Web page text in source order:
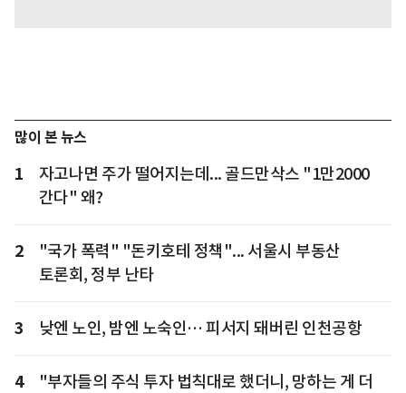
많이 본 뉴스
1
자고나면 주가 떨어지는데... 골드만삭스 "1만2000
간다" 왜?
2
"국가 폭력" "돈키호테 정책"... 서울시 부동산
토론회, 정부 난타
3 낮엔 노인, 밤엔 노숙인… 피서지 돼버린 인천공항
4
"부자들의 주식 투자 법칙대로 했더니, 망하는 게 더